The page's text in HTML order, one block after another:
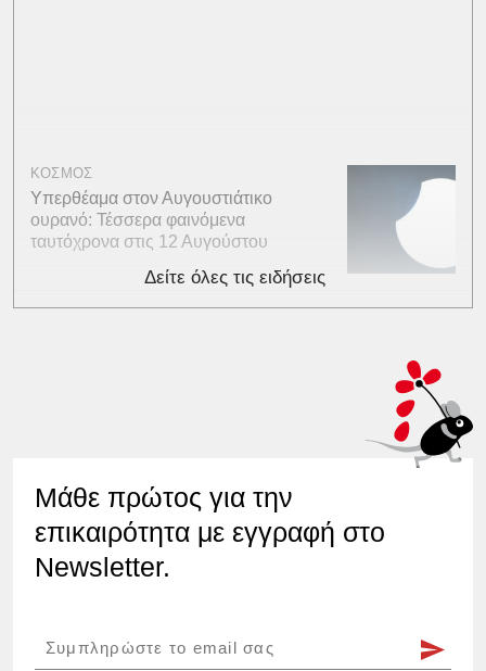
ΚΟΣΜΟΣ
Υπερθέαμα στον Αυγουστιάτικο
ουρανό: Τέσσερα φαινόμενα
ταυτόχρονα στις 12 Αυγούστου
Δείτε όλες τις ειδήσεις
Μάθε πρώτος για την
επικαιρότητα με εγγραφή στο
Newsletter.